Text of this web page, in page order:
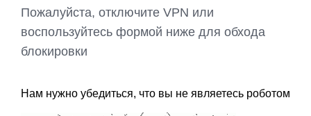
Пожалуйста, отключите VPN или
воспользуйтесь формой ниже для обхода
блокировки
Нам нужно убедиться, что вы не являетесь роботом